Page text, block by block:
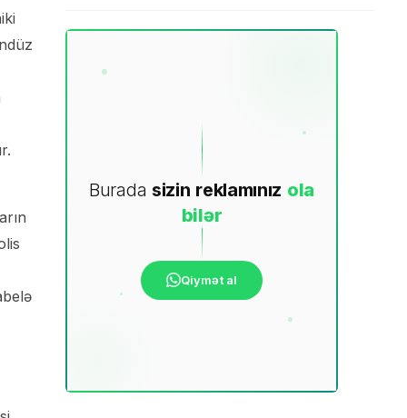
Burada sizin reklamınız ola
bilər
Qiymət al